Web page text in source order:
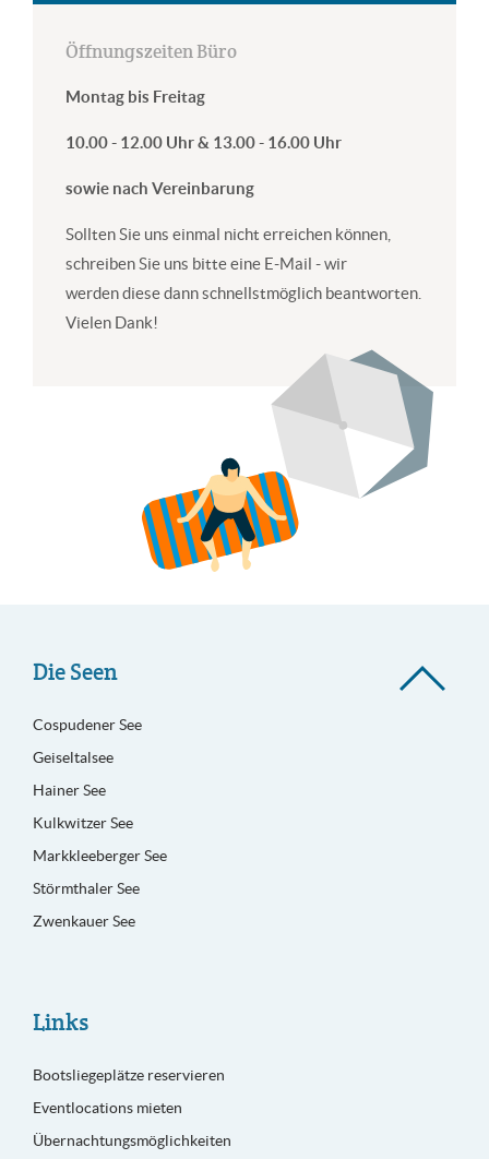
Öffnungszeiten Büro
Montag bis Freitag
10.00 - 12.00 Uhr & 13.00 - 16.00 Uhr
sowie nach Vereinbarung
Sollten Sie uns einmal nicht erreichen können,
schreiben Sie uns bitte eine E-Mail - wir
werden diese dann schnellstmöglich beantworten.
Vielen Dank!
Die Seen
Cospudener See
Geiseltalsee
Hainer See
Kulkwitzer See
Markkleeberger See
Störmthaler See
Zwenkauer See
Links
Bootsliegeplätze reservieren
Eventlocations mieten
Übernachtungsmöglichkeiten